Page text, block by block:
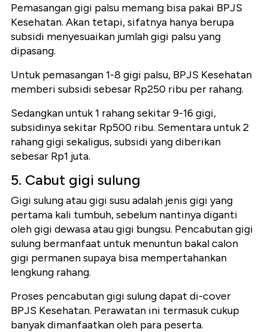
Pemasangan gigi palsu memang bisa pakai BPJS
Kesehatan. Akan tetapi, sifatnya hanya berupa
subsidi menyesuaikan jumlah gigi palsu yang
dipasang.
Untuk pemasangan 1-8 gigi palsu, BPJS Kesehatan
memberi subsidi sebesar Rp250 ribu per rahang.
Sedangkan untuk 1 rahang sekitar 9-16 gigi,
subsidinya sekitar Rp500 ribu. Sementara untuk 2
rahang gigi sekaligus, subsidi yang diberikan
sebesar Rp1 juta.
5. Cabut gigi sulung
Gigi sulung atau gigi susu adalah jenis gigi yang
pertama kali tumbuh, sebelum nantinya diganti
oleh gigi dewasa atau gigi bungsu. Pencabutan gigi
sulung bermanfaat untuk menuntun bakal calon
gigi permanen supaya bisa mempertahankan
lengkung rahang.
Proses pencabutan gigi sulung dapat di-cover
BPJS Kesehatan. Perawatan ini termasuk cukup
banyak dimanfaatkan oleh para peserta.